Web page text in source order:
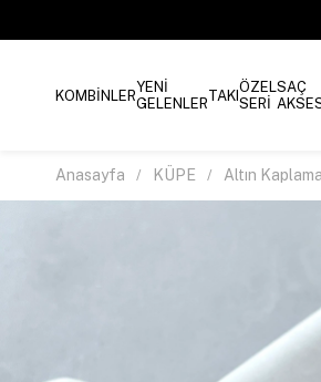
KOMBİNLERYENİ
GELENLERTAKIÖZEL
SERİ
SAÇ
Anasayfa KÜPE Altın